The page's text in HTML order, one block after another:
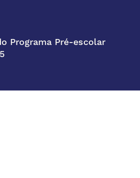
Programa Pré-escolar